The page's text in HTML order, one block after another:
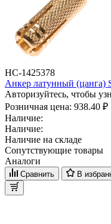
НС-1425378
Анкер латунный
Авторизуйтесь, чтобы
Розничная цена: 938.40 ₽
Наличие:
Наличие:
Наличие на складе
Сопутствующие товары
Аналоги
Сравнить В